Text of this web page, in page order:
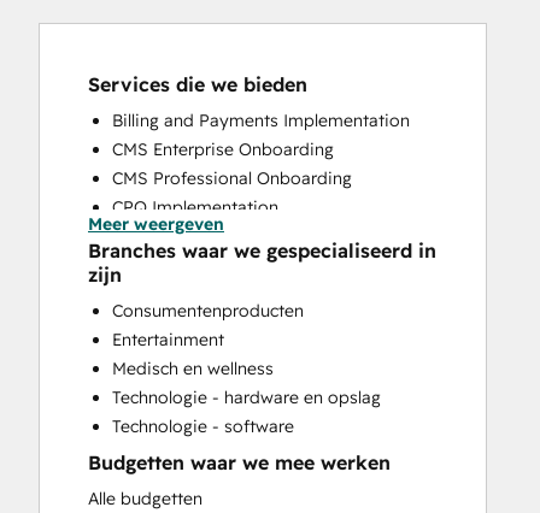
Services die we bieden
Billing and Payments Implementation
CMS Enterprise Onboarding
CMS Professional Onboarding
CPQ Implementation
Customer Survey and Analysis
HubSpot Academy Guided Onboarding
Knowledge Base Development
Marketing Hub Enterprise Onboarding
Marketing Hub Professional Onboarding
Programmable Automation
Revenue Hub Implementation
Sales Hub Enterprise Onboarding
Sales Hub Professional Onboarding
Meer weergeven
Branches waar we gespecialiseerd in
zijn
Consumentenproducten
Entertainment
Medisch en wellness
Technologie - hardware en opslag
Technologie - software
Budgetten waar we mee werken
Alle budgetten